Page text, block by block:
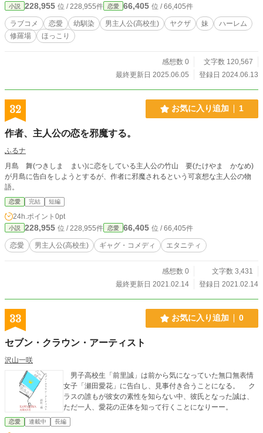
小説 228,955 位 / 228,955件 恋愛 66,405 位 / 66,405件
ラブコメ 恋愛 幼馴染 男主人公(高校生) ヤクザ 妹
ハーレム
修羅場
ほっこり
感想数 0
文字数 120,567
最終更新日 2025.06.05
登録日 2024.06.13
32 お気に入り追加 1
作者、主人公の恋を邪魔する。
ふるナ
月島 舞(つきしま まい)に恋をしている主人公の竹山 要(たけやま かなめ)
が月島に告白をしようとするが、作者に邪魔されるという可哀想な主人公の物
語。
恋愛 完結 短編
24h.ポイント 0pt
小説 228,955 位 / 228,955件 恋愛 66,405 位 / 66,405件
恋愛 男主人公(高校生) ギャグ・コメディ エタニティ
感想数 0
文字数 3,431
最終更新日 2021.02.14
登録日 2021.02.14
33 お気に入り追加 0
セブン・クラウン・アーティスト
沢山一咲
男子高校生「前里誠」は前から気になっていた無口無表情
女子「瀬田愛花」に告白し、見事付き合うことになる。 ク
ラスの誰もが彼女の素性を知らない中、彼氏となった誠は、
ただ一人、愛花の正体を知って行くことになりーー。
恋愛 連載中 長編